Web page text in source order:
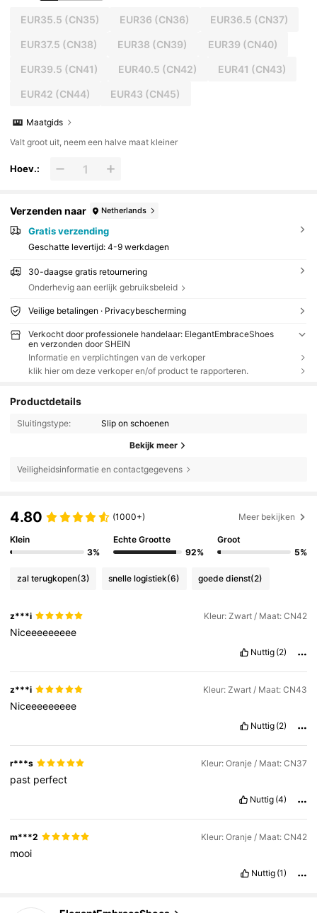
EUR35.5 (CN35) EUR36 (CN36) EUR36.5 (CN37)
EUR37.5 (CN38) EUR38 (CN39) EUR39 (CN40)
EUR39.5 (CN41) EUR40.5 (CN42) EUR41 (CN43)
EUR42 (CN44) EUR43 (CN45)
Maatgids
Valt groot uit, neem een halve maat kleiner
Hoev.:
Verzenden naar Netherlands
Gratis verzending
Geschatte levertijd: 4-9 werkdagen
30-daagse gratis retournering
Onderhevig aan eerlijk gebruiksbeleid
Veilige betalingen · Privacybescherming
Verkocht door professionele handelaar: ElegantEmbraceShoes
en verzonden door SHEIN
Informatie en verplichtingen van de verkoper
klik hier om deze verkoper en/of product te rapporteren.
Productdetails
Sluitingstype: Slip on schoenen
Bekijk meer
Veiligheidsinformatie en contactgegevens
4.80 (1000+) Meer bekijken
Klein
3%
Echte Grootte
92%
Groot
5%
zal terugkopen(3) snelle logistiek(6) goede dienst(2)
z***i Kleur: Zwart / Maat: CN42
Niceeeeeeeee
Nuttig (2)
z***i Kleur: Zwart / Maat: CN43
Niceeeeeeeee
Nuttig (2)
r***s Kleur: Oranje / Maat: CN37
past perfect
Nuttig (4)
m***2 Kleur: Oranje / Maat: CN42
mooi
Nuttig (1)